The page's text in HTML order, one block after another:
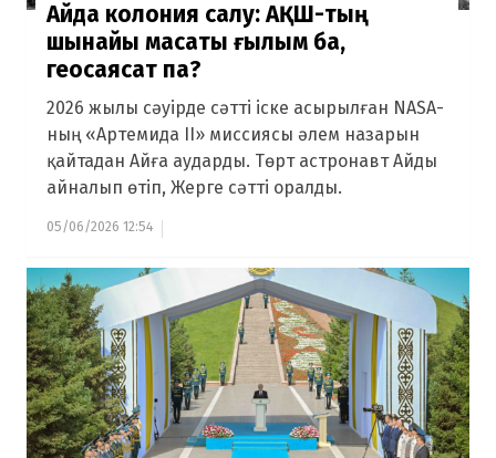
Айда колония салу: АҚШ-тың
шынайы мақсаты ғылым ба,
геосаясат па?
2026 жылы сәуірде сәтті іске асырылған NASA-
ның «Артемида II» миссиясы әлем назарын
қайтадан Айға аударды. Төрт астронавт Айды
айналып өтіп, Жерге сәтті оралды.
05/06/2026 12:54